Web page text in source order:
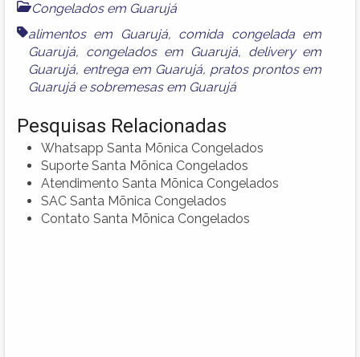
Congelados em Guarujá
alimentos em Guarujá, comida congelada em
Guarujá, congelados em Guarujá, delivery em
Guarujá, entrega em Guarujá, pratos prontos em
Guarujá e sobremesas em Guarujá
Pesquisas Relacionadas
Whatsapp Santa Mõnica Congelados
Suporte Santa Mõnica Congelados
Atendimento Santa Mõnica Congelados
SAC Santa Mõnica Congelados
Contato Santa Mõnica Congelados